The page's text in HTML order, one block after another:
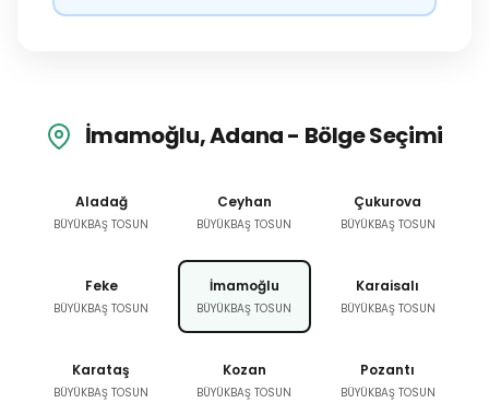
İmamoğlu, Adana - Bölge Seçimi
Aladağ
BÜYÜKBAŞ TOSUN
Ceyhan
BÜYÜKBAŞ TOSUN
Çukurova
BÜYÜKBAŞ TOSUN
Feke
BÜYÜKBAŞ TOSUN
İmamoğlu
BÜYÜKBAŞ TOSUN
Karaisalı
BÜYÜKBAŞ TOSUN
Karataş
BÜYÜKBAŞ TOSUN
Kozan
BÜYÜKBAŞ TOSUN
Pozantı
BÜYÜKBAŞ TOSUN